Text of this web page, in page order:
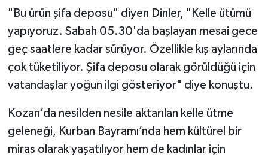
"Bu ürün şifa deposu" diyen Dinler, "Kelle ütümü
yapıyoruz. Sabah 05.30'da başlayan mesai gece
geç saatlere kadar sürüyor. Özellikle kış aylarında
çok tüketiliyor. Şifa deposu olarak görüldüğü için
vatandaşlar yoğun ilgi gösteriyor" diye konuştu.
Kozan’da nesilden nesile aktarılan kelle ütme
geleneği, Kurban Bayramı’nda hem kültürel bir
miras olarak yaşatılıyor hem de kadınlar için